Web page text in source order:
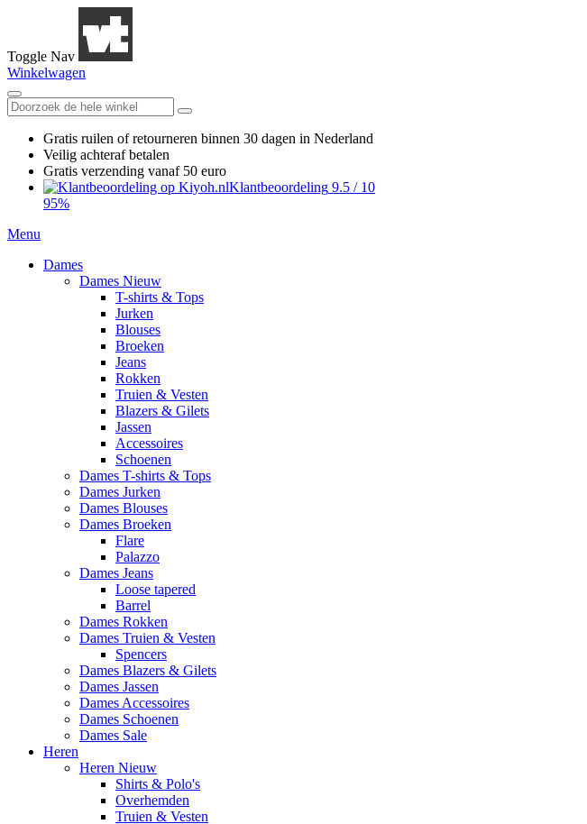
Toggle Nav
Winkelwagen
Gratis ruilen of retourneren binnen 30 dagen in Nederland
Veilig achteraf betalen
Gratis verzending vanaf 50 euro
Klantbeoordeling 9.5 / 10
95%
Menu
Dames
Dames Nieuw
T-shirts & Tops
Jurken
Blouses
Broeken
Jeans
Rokken
Truien & Vesten
Blazers & Gilets
Jassen
Accessoires
Schoenen
Dames T-shirts & Tops
Dames Jurken
Dames Blouses
Dames Broeken
Flare
Palazzo
Dames Jeans
Loose tapered
Barrel
Dames Rokken
Dames Truien & Vesten
Spencers
Dames Blazers & Gilets
Dames Jassen
Dames Accessoires
Dames Schoenen
Dames Sale
Heren
Heren Nieuw
Shirts & Polo's
Overhemden
Truien & Vesten